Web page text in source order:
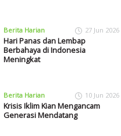
Berita Harian 27 Jun 2026
Hari Panas dan Lembap
Berbahaya di Indonesia
Meningkat
Berita Harian 10 Jun 2026
Krisis Iklim Kian Mengancam
Generasi Mendatang